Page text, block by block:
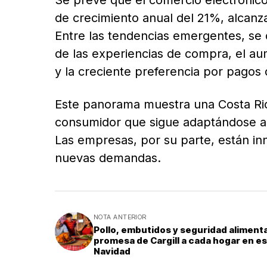
de crecimiento anual del 21%,
Entre las tendencias emergentes,
de las experiencias de compra, el
y la creciente preferencia por pagos
Este panorama muestra una Costa
consumidor que sigue adaptándose
Las empresas, por su parte, están
nuevas demandas.
NOTA ANTERIOR
Pollo, embutidos y seguridad
promesa de Cargill a cada hogar en
Navidad